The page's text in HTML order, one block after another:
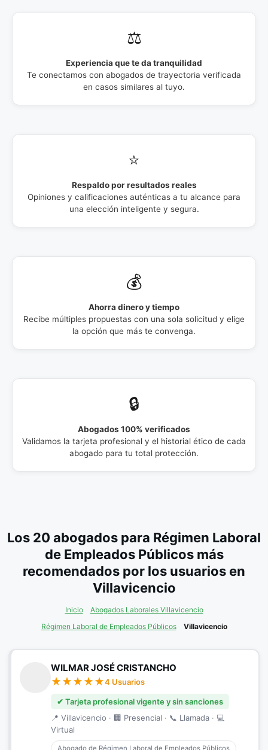
⚖️
Experiencia que te da tranquilidad
Te conectamos con abogados de trayectoria verificada
en casos similares al tuyo.
⭐
Respaldo por resultados reales
Opiniones y calificaciones auténticas a tu alcance para
una elección inteligente y segura.
💰
Ahorra dinero y tiempo
Recibe múltiples propuestas con una sola solicitud y elige
la opción que más te convenga.
🔒
Abogados 100% verificados
Validamos la tarjeta profesional y el historial ético de cada
abogado para tu total protección.
Los 20 abogados para Régimen Laboral
de Empleados Públicos más
recomendados por los usuarios en
Villavicencio
Inicio
Abogados Laborales Villavicencio
Régimen Laboral de Empleados Públicos
Villavicencio
WILMAR JOSÉ CRISTANCHO
4 Usuarios
✔ Tarjeta profesional vigente y sin sanciones
📍 Villavicencio · 🏢 Presencial · 📞 Llamada · 💻
Virtual
Abogado de Régimen Laboral de Empleados Públicos